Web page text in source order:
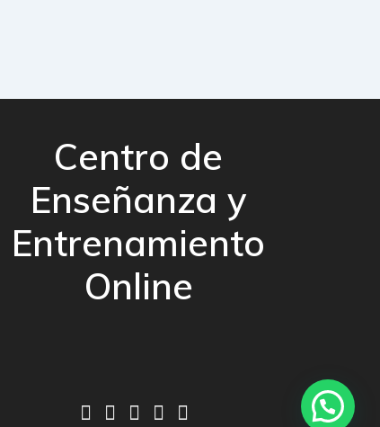
Centro de
Enseñanza y
Entrenamiento
Online
Más información